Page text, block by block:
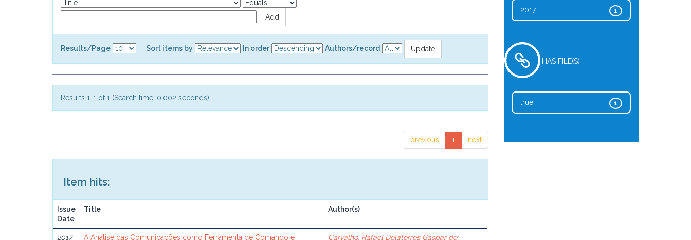
Results/Page Sort items by In order Authors/record
Results 1-1 of 1 (Search time: 0.002 seconds).
previous 1 next
Item hits:
Issue
Date
Title Author(s)
2017 A Análise das Comunicações como Ferramenta de Comando e Carvalho, Rafael Delatorres Gaspar de;
1
2017
HAS FILE(S)
1
true